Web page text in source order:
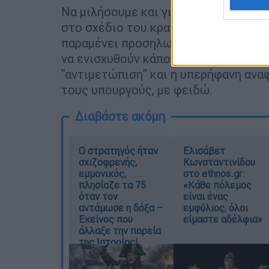
Να μιλήσουμε και για τις μειωμένες
στο σχέδιο του κρατικού
παραμένει προσηλωμένη στην
να ενισχυθούν κάποιοι μεγάλοι
"αντιμετώπιση" και η υπερήφανη
τους υπουργούς, με φειδώ.
Διαβάστε ακόμη
O στρατηγός ήταν
σχιζοφρενής,
εμμονικός,
πλησίαζε τα 75
όταν τον
αντάμωσε η δόξα –
Εκείνος που
άλλαξε την πορεία
της Ιστορίας!
Ελισάβετ
Κωνσταντινίδου
στο ethnos.gr:
«Κάθε πόλεμος
είναι ένας
εμφύλιος, όλοι
είμαστε αδέλφια»